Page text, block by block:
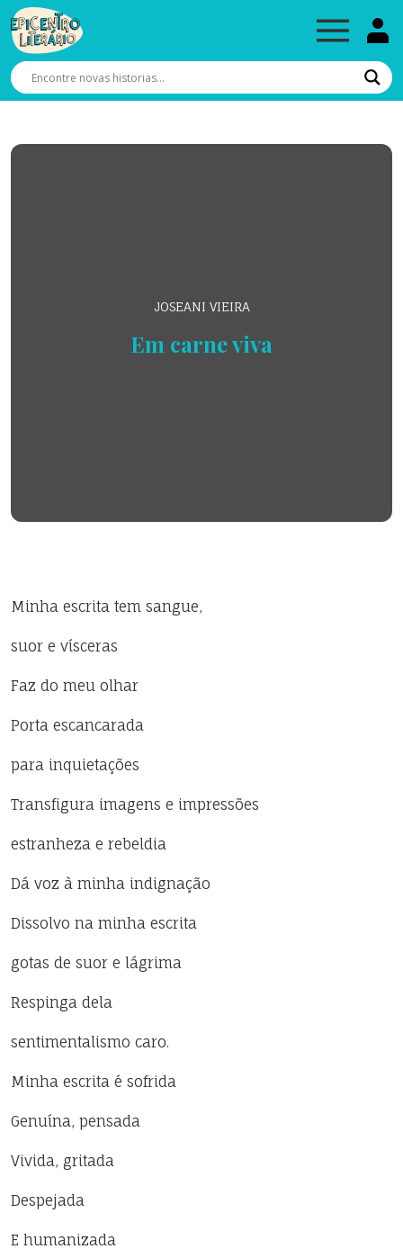
JOSEANI VIEIRA
Em carne viva
Minha escrita tem sangue,
suor e vísceras
Faz do meu olhar
Porta escancarada
para inquietações
Transfigura imagens e impressões
estranheza e rebeldia
Dá voz à minha indignação
Dissolvo na minha escrita
gotas de suor e lágrima
Respinga dela
sentimentalismo caro.
Minha escrita é sofrida
Genuína, pensada
Vivida, gritada
Despejada
E humanizada